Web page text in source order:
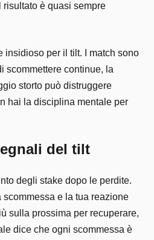
è quasi sempre
insidioso per il tilt. I match sono
scommettere continue, la
storto può distruggere
hai la disciplina mentale per
del tilt
degli stake dopo le perdite.
e la tua reazione
sulla prossima per recuperare,
dice che ogni scommessa è